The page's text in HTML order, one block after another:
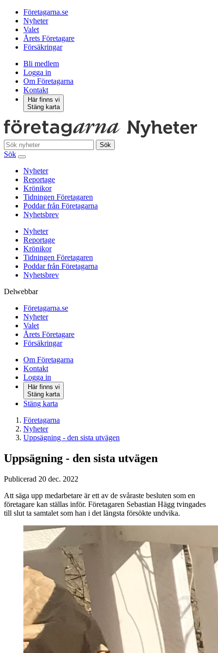
Företagarna.se
Nyheter
Valet
Årets Företagare
Försäkringar
Bli medlem
Logga in
Om Företagarna
Kontakt
Här finns vi
Stäng karta
Sök
Sök
Nyheter
Reportage
Krönikor
Tidningen Företagaren
Poddar från Företagarna
Nyhetsbrev
Nyheter
Reportage
Krönikor
Tidningen Företagaren
Poddar från Företagarna
Nyhetsbrev
Delwebbar
Företagarna.se
Nyheter
Valet
Årets Företagare
Försäkringar
Om Företagarna
Kontakt
Logga in
Här finns vi
Stäng karta
Stäng karta
Företagarna
Nyheter
Uppsägning - den sista utvägen
Uppsägning - den sista utvägen
Publicerad 20 dec. 2022
Att säga upp medarbetare är ett av de svåraste besluten som en
företagare kan ställas inför. Företagaren Sebastian Hägg tvingades
till slut ta samtalet som han i det längsta försökte undvika.